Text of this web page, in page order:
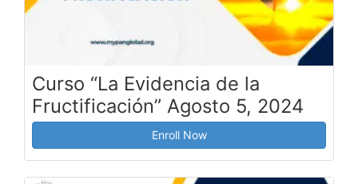
Curso “La Evidencia de la
Fructificación” Agosto 5, 2024
Enroll Now